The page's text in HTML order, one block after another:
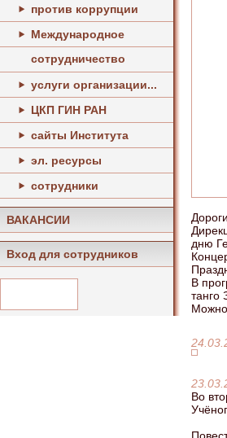
против коррупции
Международное
сотрудничество
услуги организации...
ЦКП ГИН РАН
сайты Института
эл. ресурсы
сотрудники
ВАКАНСИИ
Вход для сотрудников
дню
В
танго
Можно
Во